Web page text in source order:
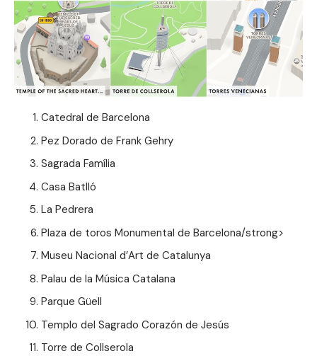
Catedral de Barcelona
Pez Dorado de Frank Gehry
Sagrada Família
Casa Batlló
La Pedrera
Plaza de toros Monumental de Barcelona/strong>
Museu Nacional d’Art de Catalunya
Palau de la Música Catalana
Parque Güell
Templo del Sagrado Corazón de Jesús
Torre de Collserola